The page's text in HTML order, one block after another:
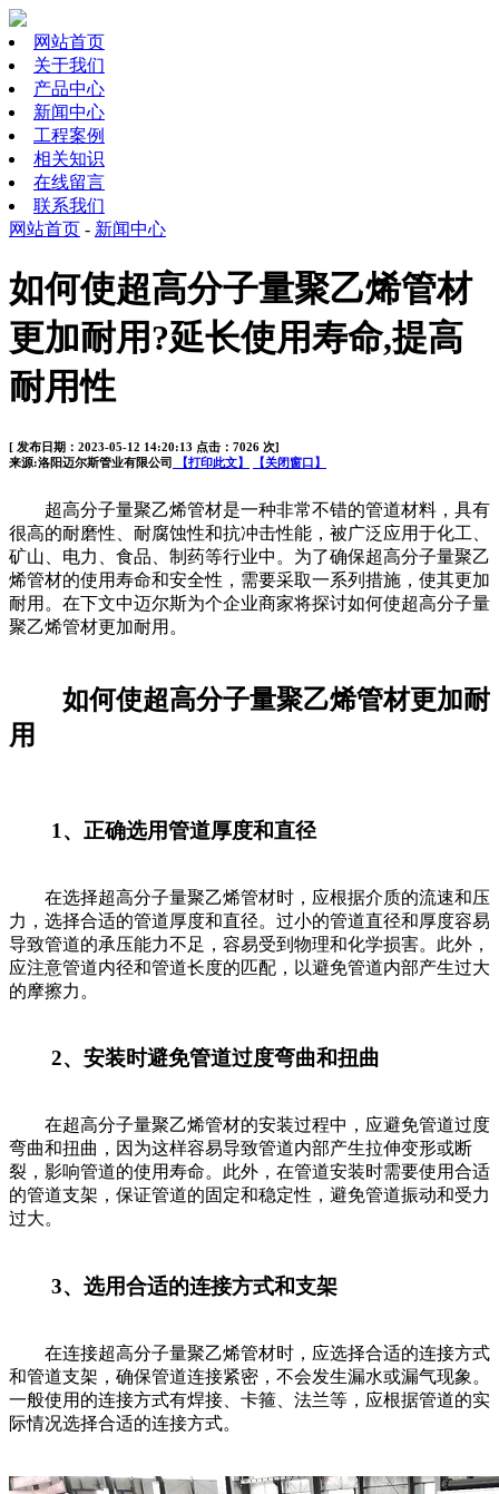
网站首页
关于我们
产品中心
新闻中心
工程案例
相关知识
在线留言
联系我们
网站首页 - 新闻中心
如何使超高分子量聚乙烯管材
更加耐用?延长使用寿命,提高
耐用性
[ 发布日期：2023-05-12 14:20:13 点击：7026 次]
来源:洛阳迈尔斯管业有限公司
【打印此文】 【关闭窗口】
超高分子量聚乙烯管材是一种非常不错的管道材料，具有
很高的耐磨性、耐腐蚀性和抗冲击性能，被广泛应用于化工、
矿山、电力、食品、制药等行业中。为了确保超高分子量聚乙
烯管材的使用寿命和安全性，需要采取一系列措施，使其更加
耐用。在下文中迈尔斯为个企业商家将探讨如何使超高分子量
聚乙烯管材更加耐用。
如何使超高分子量聚乙烯管材更加耐
用
1、正确选用管道厚度和直径
在选择超高分子量聚乙烯管材时，应根据介质的流速和压
力，选择合适的管道厚度和直径。过小的管道直径和厚度容易
导致管道的承压能力不足，容易受到物理和化学损害。此外，
应注意管道内径和管道长度的匹配，以避免管道内部产生过大
的摩擦力。
2、安装时避免管道过度弯曲和扭曲
在超高分子量聚乙烯管材的安装过程中，应避免管道过度
弯曲和扭曲，因为这样容易导致管道内部产生拉伸变形或断
裂，影响管道的使用寿命。此外，在管道安装时需要使用合适
的管道支架，保证管道的固定和稳定性，避免管道振动和受力
过大。
3、选用合适的连接方式和支架
在连接超高分子量聚乙烯管材时，应选择合适的连接方式
和管道支架，确保管道连接紧密，不会发生漏水或漏气现象。
一般使用的连接方式有焊接、卡箍、法兰等，应根据管道的实
际情况选择合适的连接方式。